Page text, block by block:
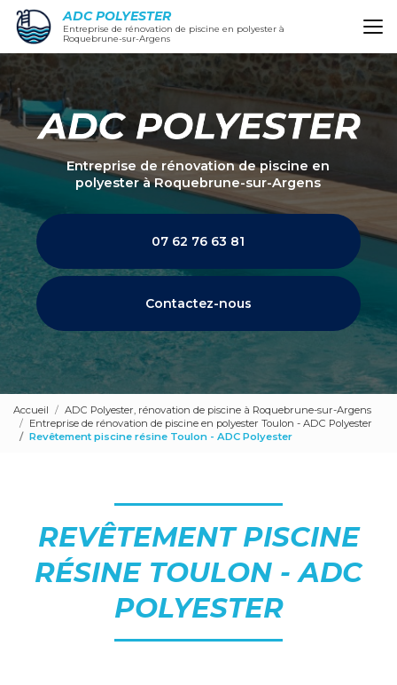
Aller
contenu
principal
ADC POLYESTER
Entreprise de rénovation de piscine en polyester à
Roquebrune-sur-Argens
Entreprise de rénovation de piscine en
polyesterà Roquebrune-sur-Argens
07 62 76 63 81
Contactez-nous
Accueil
ADC Polyester, rénovation de piscine à Roquebrune-sur-Argens
Entreprise de rénovation de piscine en polyester Toulon - ADC Polyester
Revêtement piscine résine Toulon - ADC Polyester
REVÊTEMENT PISCINE
RÉSINE TOULON - ADC
POLYESTER